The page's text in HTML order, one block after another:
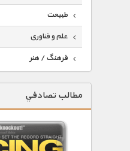
طبیعت
علم و فناوری
فرهنگ / هنر
گردشگری
ماورایی
مسابقات / ورزشی
مطالب تصادفي